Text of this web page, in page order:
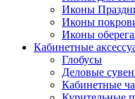
Иконы
Иконы
Иконы
Кабинетные
Глобусы
Деловые
Кабинетные